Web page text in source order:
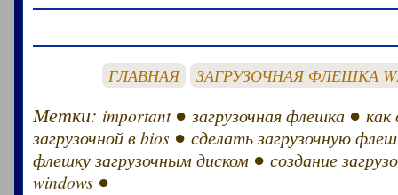
ГЛАВНАЯ ЗАГРУЗОЧНАЯ ФЛЕШКА
Метки: important ●загрузочная флешка ●как
загрузочной в bios ●сделать загрузочную
флешку загрузочным диском ●создание
windows ●